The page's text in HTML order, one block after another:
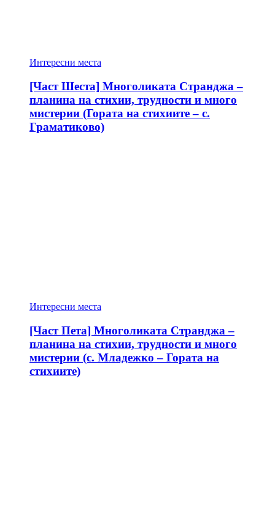
Интересни места
[Част Шеста] Многоликата Странджа –
планина на стихии, трудности и много
мистерии (Гората на стихиите – с.
Граматиково)
Интересни места
[Част Пета] Многоликата Странджа –
планина на стихии, трудности и много
мистерии (с. Младежко – Гората на
стихиите)